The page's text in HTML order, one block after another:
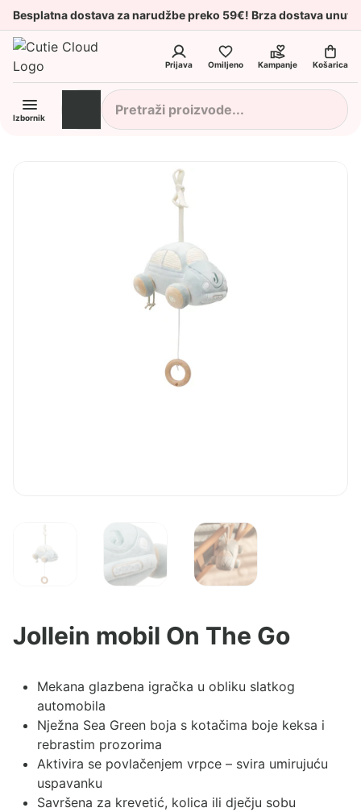
Besplatna dostava za narudžbe preko 59€! Brza dostava
Prijava Omiljeno Kampanje Košarica
Izbornik
Jollein mobil On The Go
Mekana glazbena igračka u obliku slatkog
automobila
Nježna Sea Green boja s kotačima boje keksa i
rebrastim prozorima
Aktivira se povlačenjem vrpce – svira umirujuću
uspavanku
Savršena za krevetić, kolica ili dječju sobu